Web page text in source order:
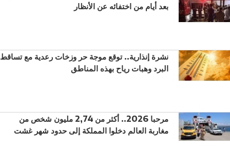
بعد أيام من اختفائه عن الأنظار
نشرة إنذارية.. توقع موجة حر وزخات رعدية مع تساقط
البرد وهبات رياح بهذه المناطق
مرحبا 2026.. أكثر من 2,74 مليون شخص من
مغاربة العالم دخلوا المملكة إلى حدود شهر غشت